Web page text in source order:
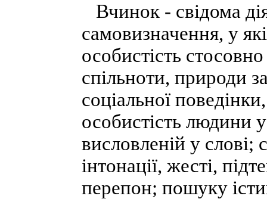
Вчинок - свідома
самовизначення, у
особистість
спільноти, природи
соціальної
особистість людини у
висловленій у слові;
інтонації, жесті,
перепон; пошуку